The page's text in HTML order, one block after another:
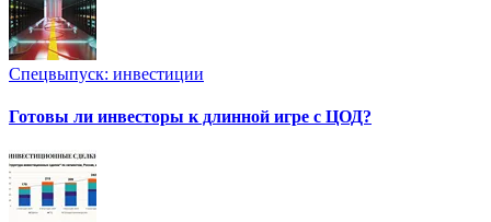
Спецвыпуск: инвестиции
Готовы ли инвесторы к длинной игре с ЦОД?